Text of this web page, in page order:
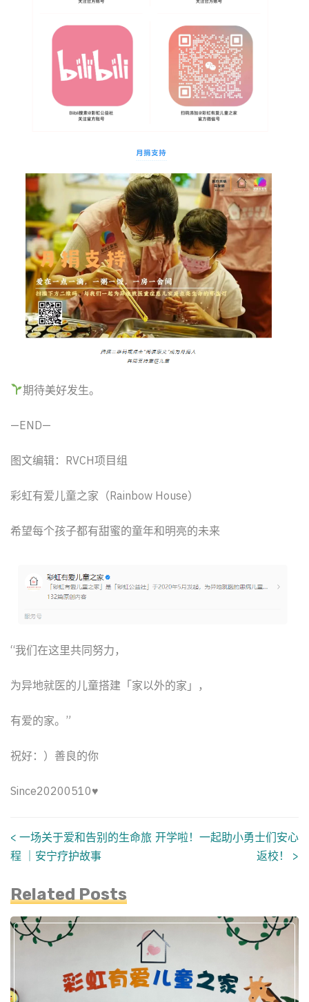
期待美好发生。
—END—
图文编辑：RVCH项目组
彩虹有爱儿童之家（Rainbow House）
希望每个孩子都有甜蜜的童年和明亮的未来
“我们在这里共同努力，
为异地就医的儿童搭建「家以外的家」，
有爱的家。”
祝好：）善良的你
Since20200510♥
Posts
< 一场关于爱和告别的生命旅
程 ｜安宁疗护故事
开学啦！一起助小勇士们安心
返校！ >
Related Posts